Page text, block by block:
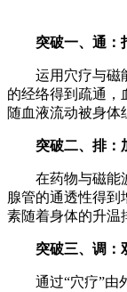
突破一、通：打
运用穴疗与磁能
的经络得到疏通，
随血液流动被身体
突破二、排：加
在药物与磁能波
腺管的通透性得到
素随着身体的升温
突破三、调：双
通过“穴疗”由外